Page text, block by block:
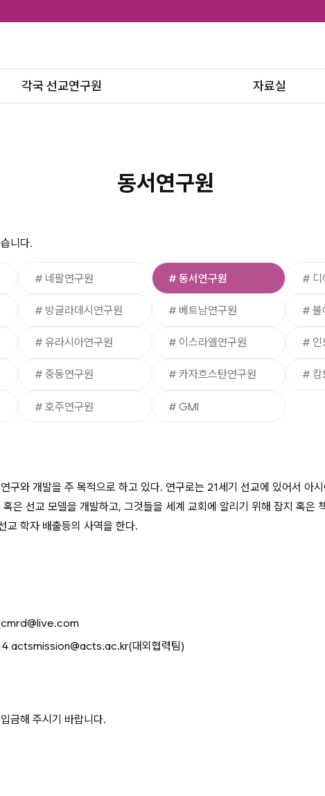
각국 선교연구원 자료실
동서연구원
니다.
# 네팔연구원 # 동서연구원 # 디
# 방글라데시연구원 # 베트남연구원 # 불
# 유라시아연구원 # 이스라엘연구원 # 인
# 중동연구원 # 카자흐스탄연구원 # 캄
# 호주연구원 # GMI
구와 개발을 주 목적으로 하고 있다. 연구로는 21세기 선교에 있어서 아
은 선교 모델을 개발하고, 그것들을 세계 교회에 알리기 위해 잡지 혹은
교 학자 배출등의 사역을 한다.
actsmission@acts.ac.kr(대외협력팀)
금해 주시기 바랍니다.